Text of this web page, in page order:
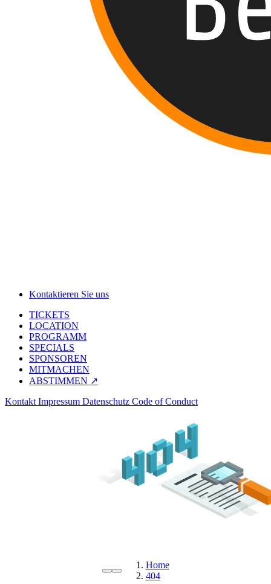
Kontaktieren Sie uns
TICKETS
LOCATION
PROGRAMM
SPECIALS
SPONSOREN
MITMACHEN
ABSTIMMEN ↗
Kontakt Impressum Datenschutz Code of Conduct
Home
404